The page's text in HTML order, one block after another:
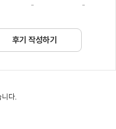
- -
후기 작성하기
다.